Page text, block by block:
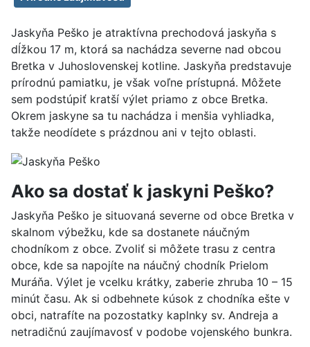
Jaskyňa Peško je atraktívna prechodová jaskyňa s
dĺžkou 17 m, ktorá sa nachádza severne nad obcou
Bretka v Juhoslovenskej kotline. Jaskyňa predstavuje
prírodnú pamiatku, je však voľne prístupná. Môžete
sem podstúpiť kratší výlet priamo z obce Bretka.
Okrem jaskyne sa tu nachádza i menšia vyhliadka,
takže neodídete s prázdnou ani v tejto oblasti.
Ako sa dostať k jaskyni Peško?
Jaskyňa Peško je situovaná severne od obce Bretka v
skalnom výbežku, kde sa dostanete náučným
chodníkom z obce. Zvoliť si môžete trasu z centra
obce, kde sa napojíte na náučný chodník Prielom
Muráňa. Výlet je vcelku krátky, zaberie zhruba 10 – 15
minút času. Ak si odbehnete kúsok z chodníka ešte v
obci, natrafíte na pozostatky kaplnky sv. Andreja a
netradičnú zaujímavosť v podobe vojenského bunkra.